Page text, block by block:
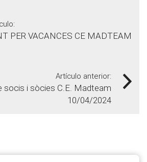
PER VACANCES CE MADTEAM
Artículo anterior:
socis i sòcies C.E. Madteam
10/04/2024